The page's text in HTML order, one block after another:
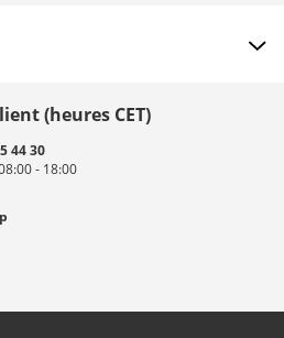
Österreich
(Italiano) Italien (Deutsch)
(heures CET)
44 30
- 18:00